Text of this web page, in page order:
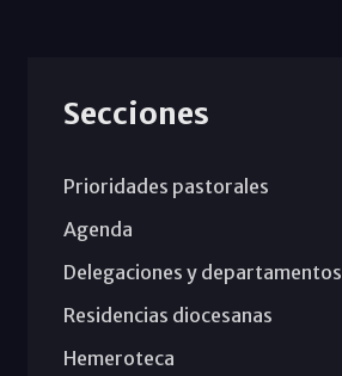
Secciones
Prioridades pastorales
Agenda
Delegaciones y departamentos
Residencias diocesanas
Hemeroteca